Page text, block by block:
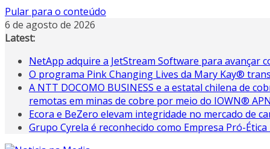
Pular para o conteúdo
6 de agosto de 2026
Latest:
NetApp adquire a JetStream Software para avançar
O programa Pink Changing Lives da Mary Kay®
A NTT DOCOMO BUSINESS e a estatal chilena de
remotas em minas de cobre por meio do IOWN® APN
Ecora e BeZero elevam integridade no mercado de
Grupo Cyrela é reconhecido como Empresa Pró-Ética